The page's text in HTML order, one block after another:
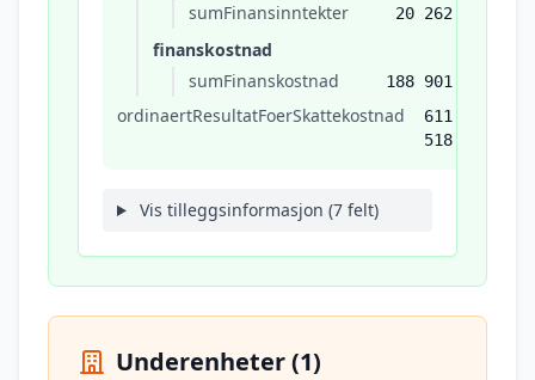
sumFinansinntekter
20 262
finanskostnad
sumFinanskostnad
188 901
ordinaertResultatFoerSkattekostnad
611
518
Vis tilleggsinformasjon (7 felt)
Underenheter (1)